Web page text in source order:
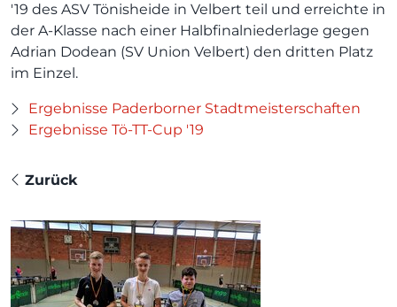
'19 des ASV Tönisheide in Velbert teil und erreichte in
der A-Klasse nach einer Halbfinalniederlage gegen
Adrian Dodean (SV Union Velbert) den dritten Platz
im Einzel.
Ergebnisse Paderborner Stadtmeisterschaften
Ergebnisse Tö-TT-Cup '19
Zurück